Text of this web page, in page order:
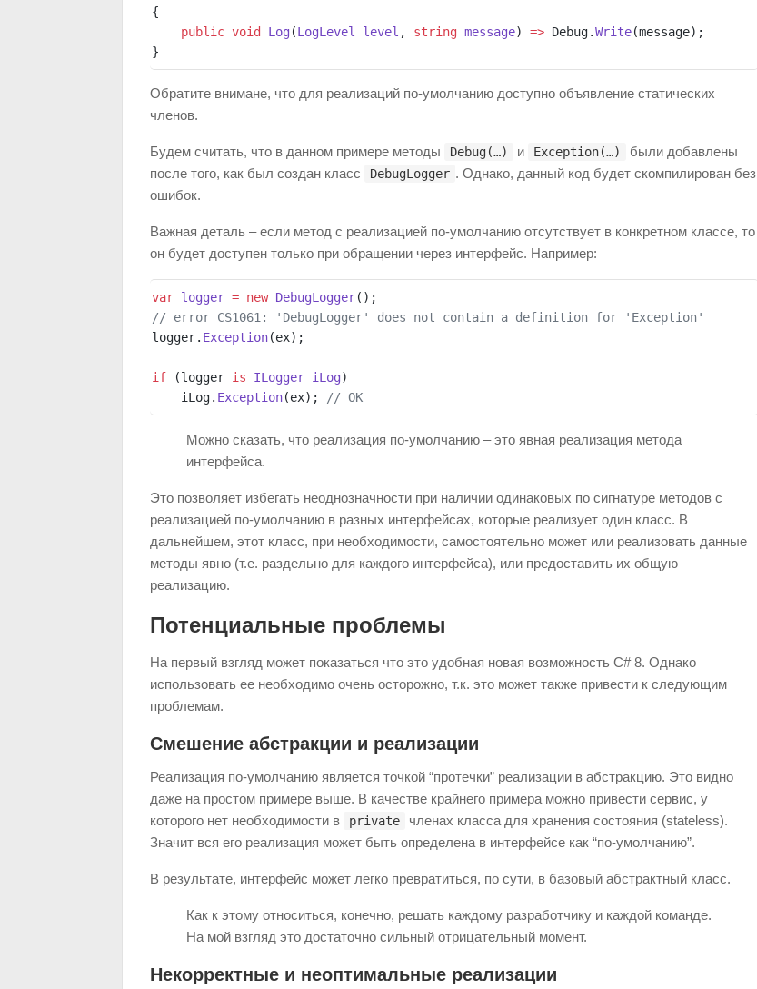
{
    public
void Log(LogLevel level , string message) => Debug.Write(message);
}
Обратите внимане, что для реализаций по-умолчанию доступно объявление статических
членов.
Будем считать, что в данном примере методы Debug(…) и Exception(…)
были добавлены
после того, как был создан класс
DebugLogger . Однако, данный код будет скомпилирован без
ошибок.
Важная деталь – если метод с реализацией по-умолчанию отсутствует в конкретном классе, то
он будет доступен только при обращении через интерфейс. Например:
var logger = new DebugLogger();
// error CS1061: 'DebugLogger' does not contain a definition for 'Exception'
logger. Exception(ex);
if (logger is ILogger iLog)
    iLog.
Exception(ex); // OK
Можно сказать, что реализация по-умолчанию – это явная реализация метода
интерфейса.
Это позволяет избегать неоднозначности при наличии одинаковых по сигнатуре методов с
реализацией по-умолчанию в разных интерфейсах, которые реализует один класс. В
дальнейшем, этот класс, при необходимости, самостоятельно может или реализовать данные
методы явно (т.е. раздельно для каждого интерфейса), или предоставить их общую
реализацию.
Потенциальные проблемы
На первый взгляд может показаться что это удобная новая возможность C# 8. Однако
использовать ее необходимо очень осторожно, т.к. это может также привести к следующим
проблемам.
Смешение абстракции и реализации
Реализация по-умолчанию является точкой “протечки” реализации в абстракцию. Это видно
даже на простом примере выше. В качестве крайнего примера можно привести сервис, у
которого нет необходимости в
private
членах класса для хранения состояния (stateless).
Значит вся его реализация может быть определена в интерфейсе как “по-умолчанию”.
В результате, интерфейс может легко превратиться, по сути, в базовый абстрактный класс.
Как к этому относиться, конечно, решать каждому разработчику и каждой команде.
На мой взгляд это достаточно сильный отрицательный момент.
Некорректные и неоптимальные реализации